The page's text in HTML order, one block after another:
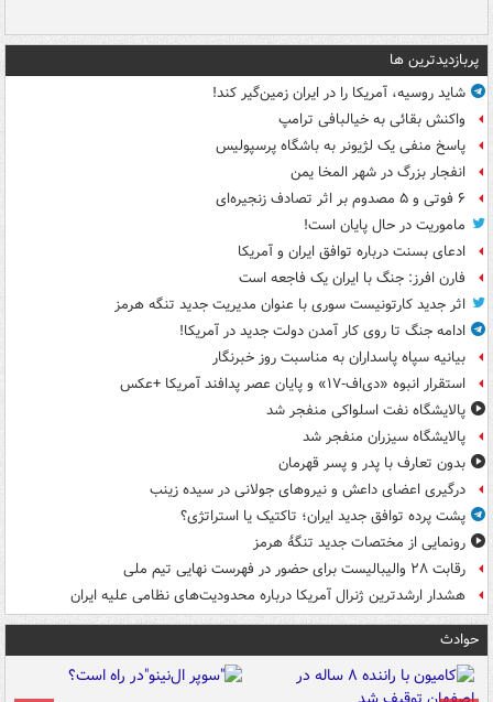
پربازدیدترین ها
شاید روسیه، آمریکا را در ایران زمین‌گیر کند!
واکنش بقائی به خیالبافی ترامپ
پاسخ منفی یک لژیونر به باشگاه پرسپولیس
انفجار بزرگ در شهر المخا یمن
۶ فوتی و ۵ مصدوم بر اثر تصادف زنجیره‌ای
ماموریت در حال پایان است!
ادعای بسنت درباره توافق ایران و آمریکا
فارن افرز: جنگ با ایران یک فاجعه است
اثر جدید کارتونیست سوری با عنوان مدیریت جدید تنگه هرمز
ادامه جنگ تا روی کار آمدن دولت جدید در آمریکا!
بیانیه سپاه پاسداران به مناسبت روز خبرنگار
استقرار انبوه «دی‌اف‑۱۷» و پایان عصر پدافند آمریکا +عکس
پالایشگاه نفت اسلواکی منفجر شد
پالایشگاه سیزران منفجر شد
بدون تعارف با پدر و پسر قهرمان
درگیری اعضای داعش و نیروهای جولانی در سیده زینب
پشت پرده توافق جدید ایران؛ تاکتیک یا استراتژی؟
رونمایی از مختصات جدید تنگۀ هرمز
رقابت ۲۸ والیبالیست برای حضور در فهرست نهایی تیم ملی
هشدار ارشدترین ژنرال آمریکا درباره محدودیت‌های نظامی علیه ایران
حوادث